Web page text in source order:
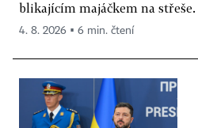
blikajícím majáčkem na střeše.
4. 8. 2026 ▪ 6 min. čtení